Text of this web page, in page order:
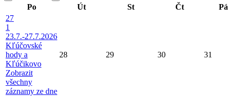
Po
Út St Čt
Pá
27
1
23.7.-27.7.2026
Kľúčovské
hody a
Kľúčikovo
Zobrazit
všechny
záznamy ze dne
28 29 30 31